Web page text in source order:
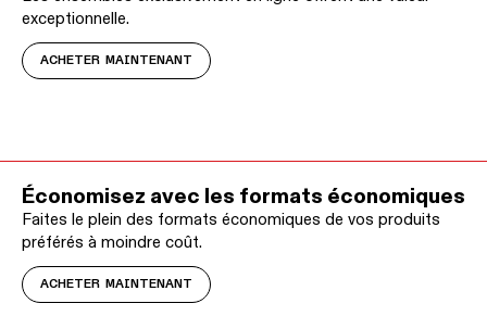
exceptionnelle.
ACHETER MAINTENANT
Économisez avec les formats économiques
Faites le plein des formats économiques de vos produits
préférés à moindre coût.
ACHETER MAINTENANT